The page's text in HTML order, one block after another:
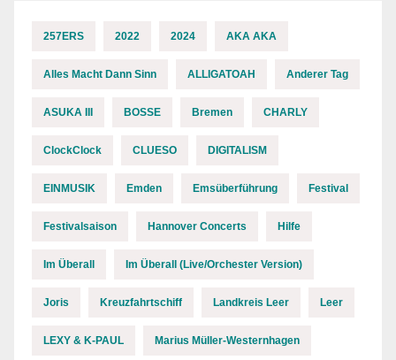
257ERS 2022 2024 AKA AKA
Alles Macht Dann Sinn ALLIGATOAH Anderer Tag
ASUKA III BOSSE Bremen CHARLY
ClockClock CLUESO DIGITALISM
EINMUSIK Emden Emsüberführung Festival
Festivalsaison Hannover Concerts Hilfe
Im Überall Im Überall (Live/Orchester Version)
Joris Kreuzfahrtschiff Landkreis Leer Leer
LEXY & K-PAUL Marius Müller-Westernhagen